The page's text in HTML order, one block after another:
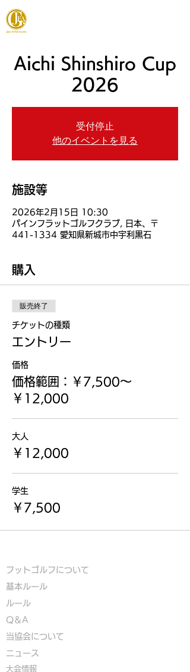
Aichi Shinshiro Cup
2026
受付停止
他のイベントを見る
施設等
2026年2月15日 10:30
パインフラットゴルフクラブ, 日本、〒
441-1334 愛知県新城市中宇利黒石
購入
販売終了
チケットの種類
エントリー
価格
価格範囲：￥7,500〜
￥12,000
大人
￥12,000
学生
￥7,500
フットゴルフについて
基本ルール
ルール
Q＆A
​当協会について
​ニュース
大会情報